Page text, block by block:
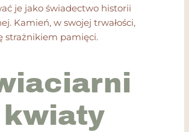
je jako świadectwo historii
Kamień, w swojej trwałości,
strażnikiem pamięci.
kwiaty